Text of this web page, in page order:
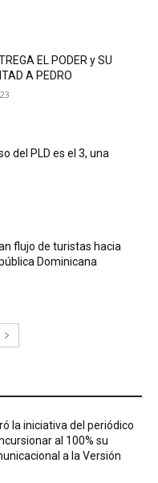
EL PODER y SU
A PEDRO
del PLD es el 3, una
flujo de turistas hacia
Dominicana
la iniciativa del periódico
al 100% su
a la Versión